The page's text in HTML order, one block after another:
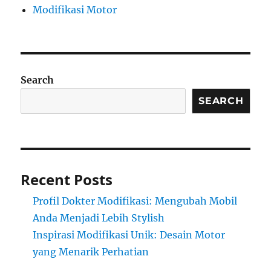
Modifikasi Motor
Search
SEARCH
Recent Posts
Profil Dokter Modifikasi: Mengubah Mobil
Anda Menjadi Lebih Stylish
Inspirasi Modifikasi Unik: Desain Motor
yang Menarik Perhatian